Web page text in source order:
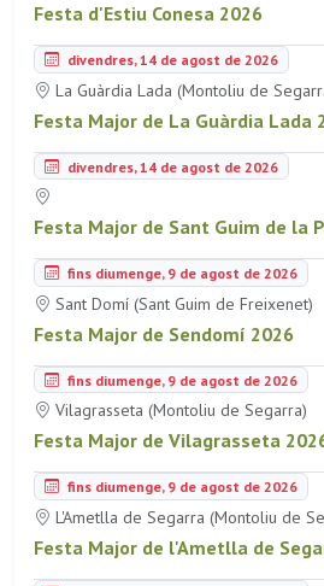
Festa d'Estiu Conesa 2026
divendres, 14 de agost de 2026
La Guàrdia Lada (Montoliu de
Festa Major de La Guàrdia Lada
divendres, 14 de agost de 2026
Festa Major de Sant Guim de la
fins diumenge, 9 de agost de 2026
Sant Domí (Sant Guim de Freixenet)
Festa Major de Sendomí 2026
fins diumenge, 9 de agost de 2026
Vilagrasseta (Montoliu de Segarra)
Festa Major de Vilagrasseta
fins diumenge, 9 de agost de 2026
L'Ametlla de Segarra (Montoliu de
Festa Major de l'Ametlla de